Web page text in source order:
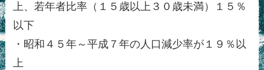
上、若年者比率（１５歳以上３０歳未満）１５％
以下
・昭和４５年～平成７年の人口減少率が１９％以
上